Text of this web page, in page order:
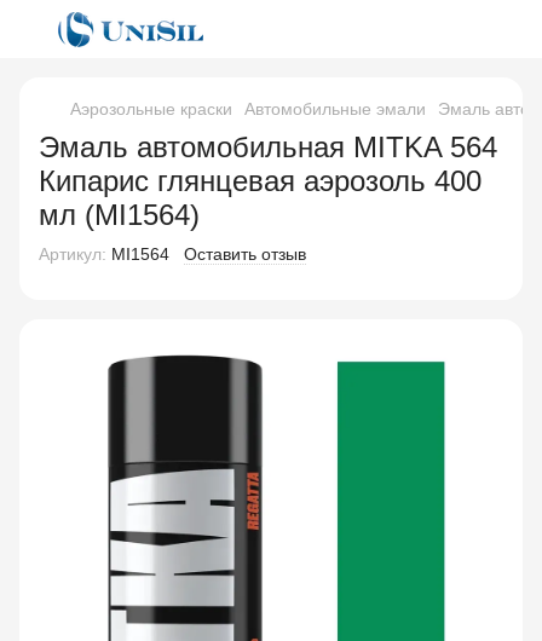
Аэрозольные краски Автомобильные эмали Эмаль
Эмаль автомобильная MITKA 564
Кипарис глянцевая аэрозоль 400
мл (MI1564)
Артикул: MI1564 Оставить отзыв